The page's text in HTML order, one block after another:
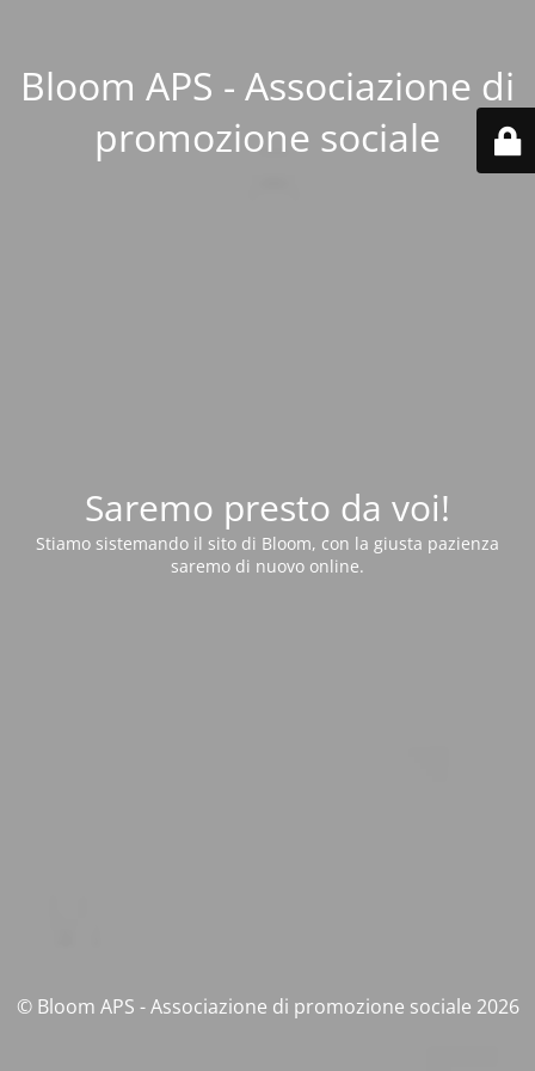
Bloom APS - Associazione di
promozione sociale
Saremo presto da voi!
Stiamo sistemando il sito di Bloom, con la giusta pazienza
saremo di nuovo online.
© Bloom APS - Associazione di promozione sociale 2026